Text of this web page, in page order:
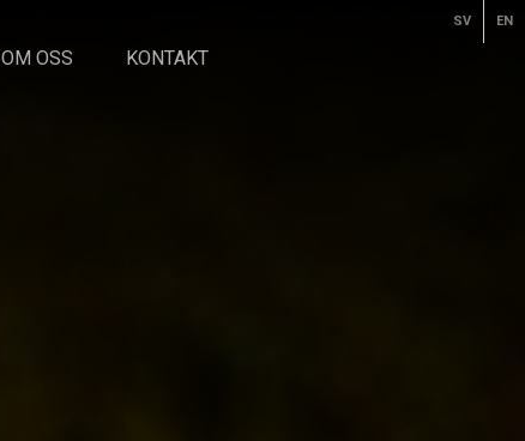
OM OSS KONTAKT
SV EN